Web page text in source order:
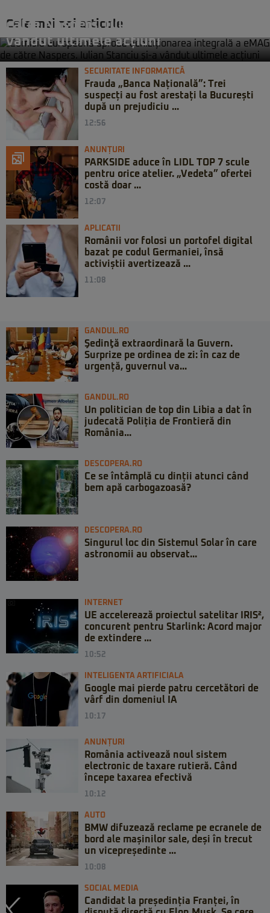
Cele mai noi articole
către Naspers. Iulian Stanciu și-a
vândut ultimele acțiuni
SECURITATE INFORMATICĂ
Frauda „Banca Națională”: Trei
suspecți au fost arestați la București
după un prejudiciu ...
12:56
ANUNȚURI
PARKSIDE aduce în LIDL TOP 7 scule
pentru orice atelier. „Vedeta” ofertei
costă doar ...
12:07
APLICATII
Românii vor folosi un portofel digital
bazat pe codul Germaniei, însă
activiștii avertizează ...
11:08
GANDUL.RO
Şedinţă extraordinară la Guvern.
Surprize pe ordinea de zi: în caz de
urgență, guvernul va...
GANDUL.RO
Un politician de top din Libia a dat în
judecată Poliția de Frontieră din
România...
DESCOPERA.RO
Ce se întâmplă cu dinții atunci când
bem apă carbogazoasă?
DESCOPERA.RO
Singurul loc din Sistemul Solar în care
astronomii au observat...
INTERNET
UE accelerează proiectul satelitar IRIS²,
concurent pentru Starlink: Acord major
de extindere ...
10:52
INTELIGENTA ARTIFICIALA
Google mai pierde patru cercetători de
vârf din domeniul IA
10:17
ANUNȚURI
România activează noul sistem
electronic de taxare rutieră. Când
începe taxarea efectivă
10:12
AUTO
BMW difuzează reclame pe ecranele de
bord ale mașinilor sale, deși în trecut
un vicepreședinte ...
10:08
SOCIAL MEDIA
Candidat la președinția Franței, în